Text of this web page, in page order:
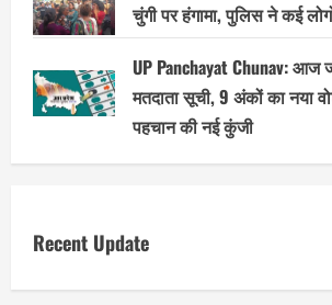
चुंगी पर हंगामा, पुलिस ने कई
UP Panchayat Chunav: आज
मतदाता सूची, 9 अंकों का नया
पहचान की नई कुंजी
Recent Update